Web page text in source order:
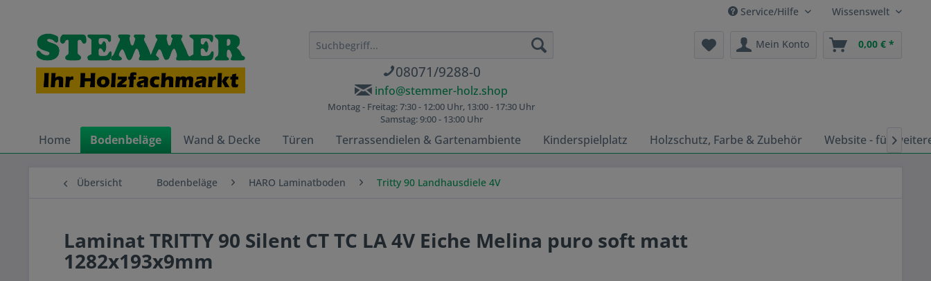
Service/Hilfe Wissenswelt
08071/9288-0
info@stemmer-holz.shop
Montag - Freitag: 7:30 - 12:00 Uhr, 13:00 - 17:30 Uhr
Samstag: 9:00 - 13:00 Uhr
Mein Konto 0,00 € *
Home Bodenbeläge Wand & Decke Türen Terrassendielen & Gartenambiente Kinderspielplatz Holzschutz, Farbe & Zubehör Website - für
Übersicht Bodenbeläge HARO Laminatboden Tritty 90 Landhausdiele 4V
Laminat TRITTY 90 Silent CT TC LA 4V Eiche Melina puro soft matt
1282x193x9mm